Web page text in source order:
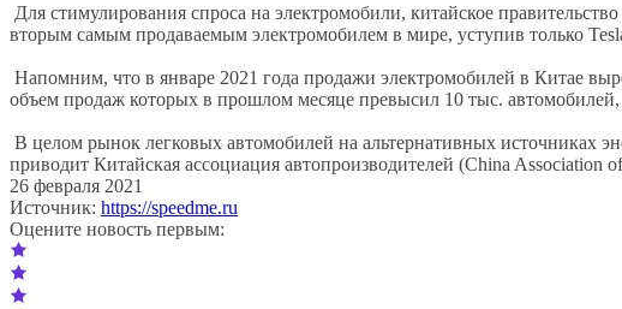
Для стимулирования спроса на электромобили, китайское
вторым самым продаваемым электромобилем в мире, уступив только
Напомним, что в январе 2021 года продажи электромобилей в Китае
объем продаж которых в прошлом месяце превысил 10 тыс.
В целом рынок легковых автомобилей на альтернативных источниках
приводит Китайская ассоциация автопроизводителей (China Association
26 февраля 2021
Источник: https://speedme.ru
Оцените новость первым: